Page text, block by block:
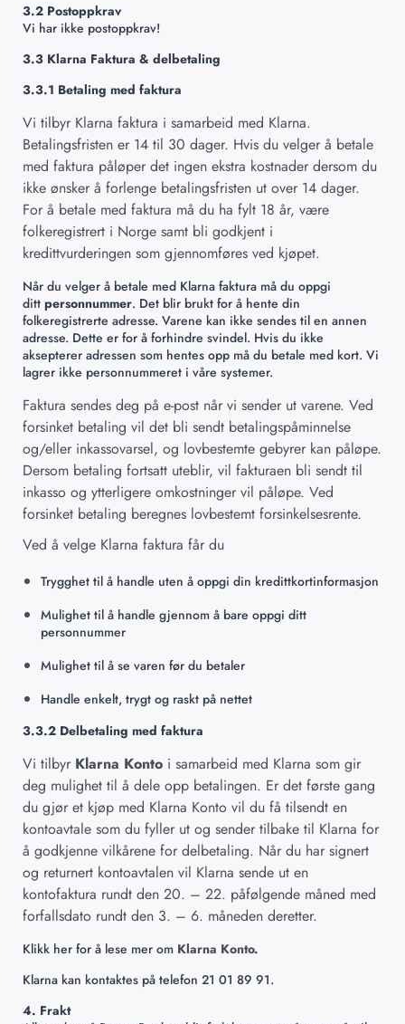
3.2 Postoppkrav
Vi har ikke postoppkrav!
3.3 Klarna Faktura & delbetaling
3.3.1 Betaling med faktura
Vi tilbyr Klarna faktura i samarbeid med Klarna.
Betalingsfristen er 14 til 30 dager. Hvis du velger å betale
med faktura påløper det ingen ekstra kostnader dersom du
ikke ønsker å forlenge betalingsfristen ut over 14 dager.
For å betale med faktura må du ha fylt 18 år, være
folkeregistrert i Norge samt bli godkjent i
kredittvurderingen som gjennomføres ved kjøpet.
Når du velger å betale med Klarna faktura må du oppgi
ditt personnummer. Det blir brukt for å hente din
folkeregistrerte adresse. Varene kan ikke sendes til en annen
adresse. Dette er for å forhindre svindel. Hvis du ikke
aksepterer adressen som hentes opp må du betale med kort. Vi
lagrer ikke personnummeret i våre systemer.
Faktura sendes deg på e-post når vi sender ut varene. Ved
forsinket betaling vil det bli sendt betalingspåminnelse
og/eller inkassovarsel, og lovbestemte gebyrer kan påløpe.
Dersom betaling fortsatt uteblir, vil fakturaen bli sendt til
inkasso og ytterligere omkostninger vil påløpe. Ved
forsinket betaling beregnes lovbestemt forsinkelsesrente.
Ved å velge Klarna faktura får du
Trygghet til å handle uten å oppgi din kredittkortinformasjon
Mulighet til å handle gjennom å bare oppgi ditt
personnummer
Mulighet til å se varen før du betaler
Handle enkelt, trygt og raskt på nettet
3.3.2 Delbetaling med faktura
Vi tilbyr Klarna Konto i samarbeid med Klarna som gir
deg mulighet til å dele opp betalingen. Er det første gang
du gjør et kjøp med Klarna Konto vil du få tilsendt en
kontoavtale som du fyller ut og sender tilbake til Klarna for
å godkjenne vilkårene for delbetaling. Når du har signert
og returnert kontoavtalen vil Klarna sende ut en
kontofaktura rundt den 20. – 22. påfølgende måned med
forfallsdato rundt den 3. – 6. måneden deretter.
Klikk her for å lese mer om Klarna Konto.
Klarna kan kontaktes på telefon 21 01 89 91.
4. Frakt